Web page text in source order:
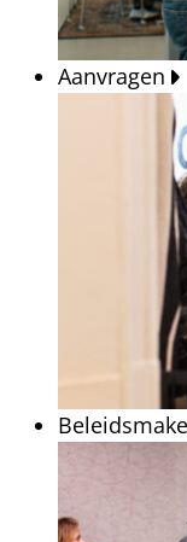
Aanvragen